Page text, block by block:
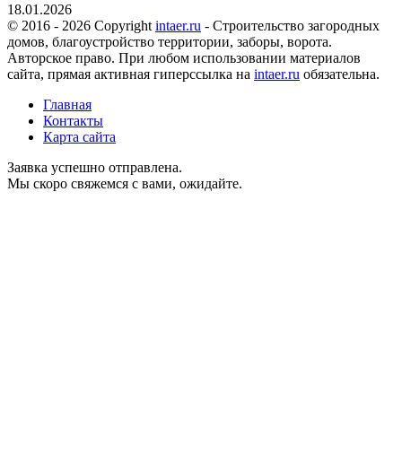
18.01.2026
© 2016 - 2026 Copyright intaer.ru - Cтроительство загородных
домов, благоустройство территории, заборы, ворота.
Авторское право. При любом использовании материалов
сайта, прямая активная гиперссылка на intaer.ru обязательна.
Главная
Контакты
Карта сайта
Заявка успешно отправлена.
Мы скоро свяжемся с вами, ожидайте.